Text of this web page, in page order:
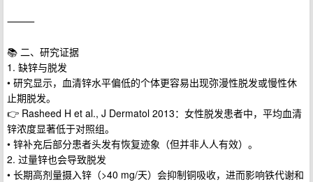
⸻
📚 二、研究证据
1. 缺锌与脱发
• 研究显示，血清锌水平偏低的个体更容易出现弥漫性脱发或慢性休
止期脱发。
👉 Rasheed H et al., J Dermatol 2013：女性脱发患者中，平均血清
锌浓度显著低于对照组。
• 锌补充后部分患者头发有恢复迹象（但并非人人有效）。
2. 过量锌也会导致脱发
• 长期高剂量摄入锌（>40 mg/天）会抑制铜吸收，进而影响铁代谢和